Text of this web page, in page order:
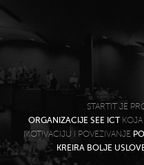
STARTIT JE
ORGANIZACIJE SEE ICTKOJA
MOTIVACIJU I POVEZIVANJE
KREIRA BOLJE